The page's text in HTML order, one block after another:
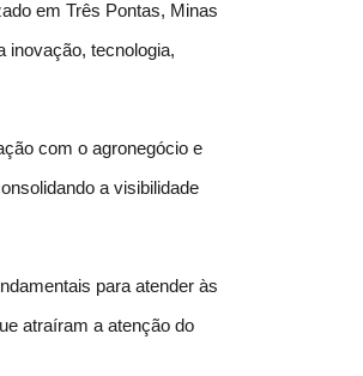
em Três Pontas, Minas
inovação, tecnologia,
com o agronegócio e
a visibilidade
para atender às
atraíram a atenção do